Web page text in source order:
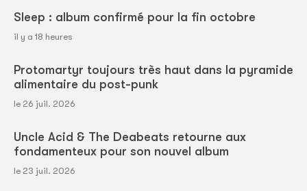
Sleep : album confirmé pour la fin octobre
il y a 18 heures
Protomartyr toujours très haut dans la pyramide
alimentaire du post-punk
le 26 juil. 2026
Uncle Acid & The Deabeats retourne aux
fondamenteux pour son nouvel album
le 23 juil. 2026